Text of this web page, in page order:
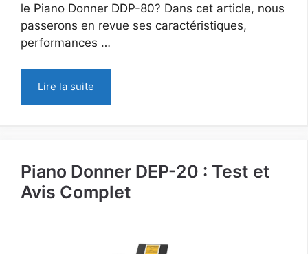
le Piano Donner DDP-80? Dans cet article, nous
passerons en revue ses caractéristiques,
performances …
Lire la suite
Piano Donner DEP-20 : Test et
Avis Complet